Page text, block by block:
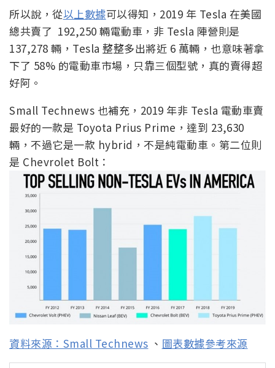
所以說，從以上數據可以得知，2019 年 Tesla 在美國
總共賣了 192,250 輛電動車，非 Tesla 陣營則是
137,278 輛，Tesla 整整多出將近 6 萬輛，也意味著拿
下了 58% 的電動車市場，只靠三個型號，真的賣得超
好阿。
Small Technews 也補充，2019 年非 Tesla 電動車賣
最好的一款是 Toyota Prius Prime，達到 23,630
輛，不過它是一款 hybrid，不是純電動車。第二位則
是 Chevrolet Bolt：
資料來源：Small Technews 、 圖表數據參考來源